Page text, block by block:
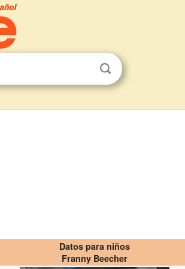
Datos para niños
Franny Beecher